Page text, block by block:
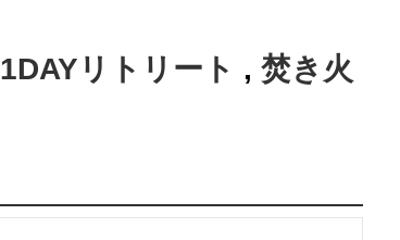
1DAYリトリート , 焚き火